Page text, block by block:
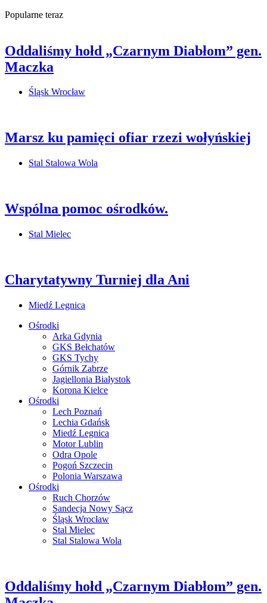
Popularne teraz
Oddaliśmy hołd „Czarnym Diabłom” gen.
Maczka
Śląsk Wrocław
Marsz ku pamięci ofiar rzezi wołyńskiej
Stal Stalowa Wola
Wspólna pomoc ośrodków.
Stal Mielec
Charytatywny Turniej dla Ani
Miedź Legnica
Ośrodki
Arka Gdynia
GKS Bełchatów
GKS Tychy
Górnik Zabrze
Jagiellonia Białystok
Korona Kielce
Ośrodki
Lech Poznań
Lechia Gdańsk
Miedź Legnica
Motor Lublin
Odra Opole
Pogoń Szczecin
Polonia Warszawa
Ośrodki
Ruch Chorzów
Sandecja Nowy Sącz
Śląsk Wrocław
Stal Mielec
Stal Stalowa Wola
Oddaliśmy hołd „Czarnym Diabłom” gen.